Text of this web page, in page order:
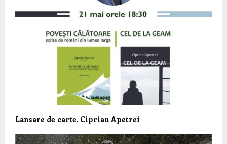
Lansare de carte, Ciprian Apetrei